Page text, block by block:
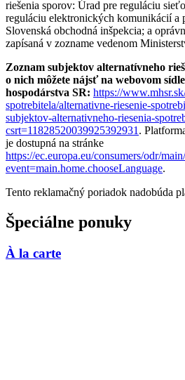
riešenia sporov: Úrad pre reguláciu
reguláciu elektronických komunikácií a
Slovenská obchodná inšpekcia; a
zapísaná v zozname vedenom
Zoznam subjektov alternatívneho
o nich môžete nájsť na webovom
hospodárstva SR: https://
spotrebitela/alternativne-riesenie-
subjektov-alternativneho-riesenia-
csrt=11828520039925392931 .
je dostupná na stránke
https://ec.europa.eu/consumers/odr/
event=main.home.chooseLanguage.
Tento reklamačný poriadok nadobúda
Špeciálne ponuky
À la carte